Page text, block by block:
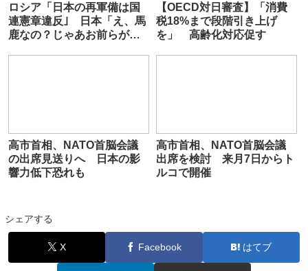
ロシア「日本の再軍備は国
連憲章違反｣ 日本「え、馬
鹿なの？じゃあお前らがウ
【OECD対日審査】「消費
税18%まで段階引き上げ
を」 高齢化対応促す
高市首相、NATO首脳会議
の出席見送りへ 日本の影
響力低下恐れも
高市首相、NATO首脳会議
出席を検討 来月7日からト
ルコで開催
シェアする
X Facebook はてブ